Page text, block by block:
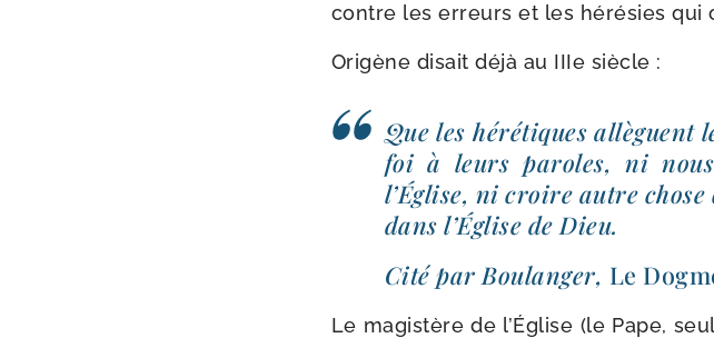
contre les erreurs et les héré­sies qui
Origène disait déjà au IIIe siècle :
Que les héré­tiques allèguent
foi à leurs paroles, ni
l’Église, ni croire autre
dans l’Église de Dieu.
Cité par Boulanger, Le
Le magis­tère de l’Église (le Pape,